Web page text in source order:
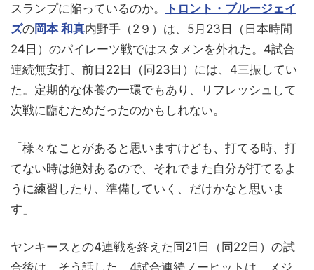
スランプに陥っているのか。
トロント・ブルージェイ
ズの岡本 和真内野手（2９）は、5月23日（日本時間
24日）のパイレーツ戦ではスタメンを外れた。4試合
連続無安打、前日22日（同23日）には、4三振してい
た。定期的な休養の一環でもあり、リフレッシュして
次戦に臨むためだったのかもしれない。
「様々なことがあると思いますけども、打てる時、打
てない時は絶対あるので、それでまた自分が打てるよ
うに練習したり、準備していく、だけかなと思いま
す」
ヤンキースとの4連戦を終えた同21日（同22日）の試
合後は、そう話した。4試合連続ノーヒットは、メジ